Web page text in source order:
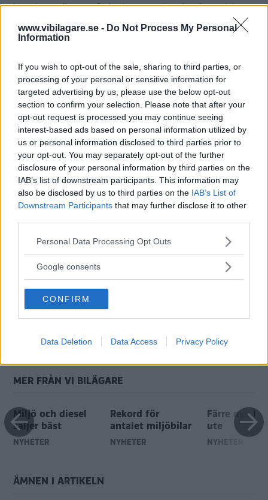
www.vibilagare.se - Do Not Process My Personal
Information
If you wish to opt-out of the sale, sharing to third parties, or
processing of your personal or sensitive information for
targeted advertising by us, please use the below opt-out
section to confirm your selection. Please note that after your
opt-out request is processed you may continue seeing
interest-based ads based on personal information utilized by
us or personal information disclosed to third parties prior to
your opt-out. You may separately opt-out of the further
disclosure of your personal information by third parties on the
IAB’s list of downstream participants. This information may
also be disclosed by us to third parties on the IAB’s List of
Downstream Participants that may further disclose it to other
Please note that this website/app uses one or more Google
not limited to your visit or usage behaviour. You may click to
use your data for below specified purposes in below Google
consent section.
Personal Data Processing Opt Outs
Google consents
CONFIRM
Data Deletion Data Access Privacy Policy
inte bara finns på ritningsstadiet för framtiden,
säger Anna Müller.
RELATERADE BILDSPEL
Bildspel: Ford visar eldriven transportbil
MISSA INTE KOMMANDE ARTIKLAR OM
NYHETER
Få vårt nyhetsbrev utan kostnad
Genom att anmäla dig godkänner du OK-förlagets
MER FRÅN VI BILÄGARE
Miljö och diesel
säljer bäst
NYHETER
Rekord för
antalet miljöbilar
NYHETER
Färre nya
ute
NYHETER
ÄMNEN I ARTIKELN